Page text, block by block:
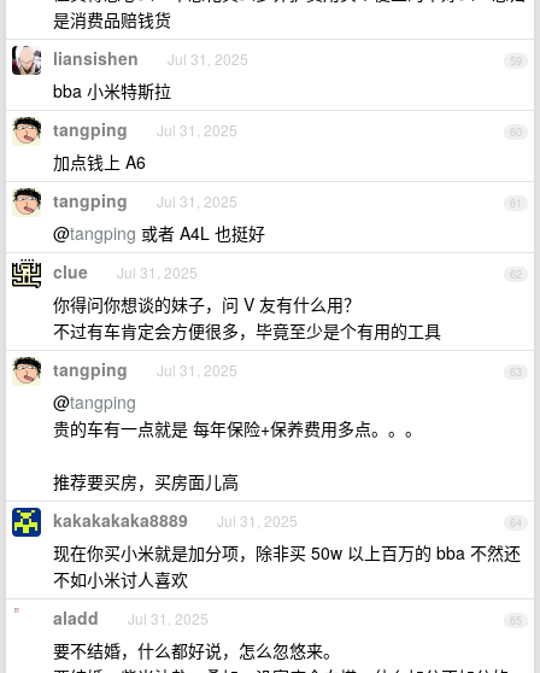
是消费品赔钱货
59
liansishen Jul 31, 2025
bba 小米特斯拉
60
tangping Jul 31, 2025
加点钱上 A6
61
tangping Jul 31, 2025
@tangping 或者 A4L 也挺好
62
clue Jul 31, 2025
你得问你想谈的妹子，问 V 友有什么用？
不过有车肯定会方便很多，毕竟至少是个有用的工具
63
tangping Jul 31, 2025
@tangping
贵的车有一点就是 每年保险+保养费用多点。。。
推荐要买房，买房面儿高
64
kakakakaka8889 Jul 31, 2025
现在你买小米就是加分项，除非买 50w 以上百万的 bba 不然还
不如小米讨人喜欢
65
aladd Jul 31, 2025
要不结婚，什么都好说，怎么忽悠来。